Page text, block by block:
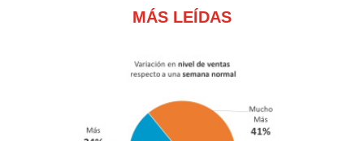
MÁS LEÍDAS